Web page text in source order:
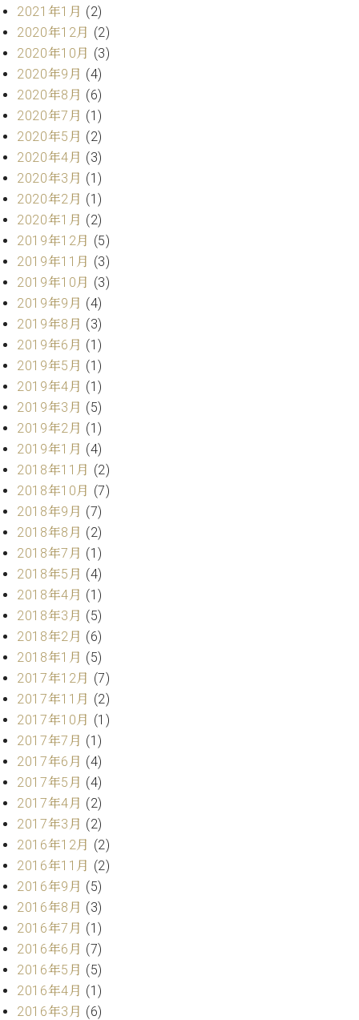
ラ
デ
ィ
シ
ョ
ン
W.
ホ
フ
マ
ン
ヴ
ィ
ジ
ョ
ン
C.BECHSTEIN
Digital(ベ
ヒ
シ
ュ
タ
イ
ン
デ
ジ
タ
ル)
ー
ス
タ
ッ
ご
挨
拶
技
術
者
介
展示
情報
【ユ
ーロ
ピア
ノ特
選中
古】
イ
ベ
ン
情
報
八
王
子
房
ブ
ロ
グ
ア
ク
ス
お
問
い
合
せ
ア
テ
ィ
ス
ト
カ
ス
タ
2021年1月 (2)
2020年12月 (2)
2020年10月 (3)
2020年9月 (4)
2020年8月 (6)
2020年7月 (1)
2020年5月 (2)
2020年4月 (3)
2020年3月 (1)
2020年2月 (1)
2020年1月 (2)
2019年12月 (5)
2019年11月 (3)
2019年10月 (3)
2019年9月 (4)
2019年8月 (3)
2019年6月 (1)
2019年5月 (1)
2019年4月 (1)
2019年3月 (5)
2019年2月 (1)
2019年1月 (4)
2018年11月 (2)
2018年10月 (7)
2018年9月 (7)
2018年8月 (2)
2018年7月 (1)
2018年5月 (4)
2018年4月 (1)
2018年3月 (5)
2018年2月 (6)
2018年1月 (5)
2017年12月 (7)
2017年11月 (2)
2017年10月 (1)
2017年7月 (1)
2017年6月 (4)
2017年5月 (4)
2017年4月 (2)
2017年3月 (2)
2016年12月 (2)
2016年11月 (2)
2016年9月 (5)
2016年8月 (3)
2016年7月 (1)
2016年6月 (7)
2016年5月 (5)
2016年4月 (1)
2016年3月 (6)